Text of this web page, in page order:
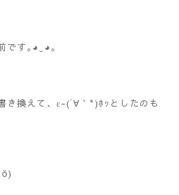
前です｡◕‿◕｡
き換えて、ε-(´∀｀*)ﾎｯとしたのも